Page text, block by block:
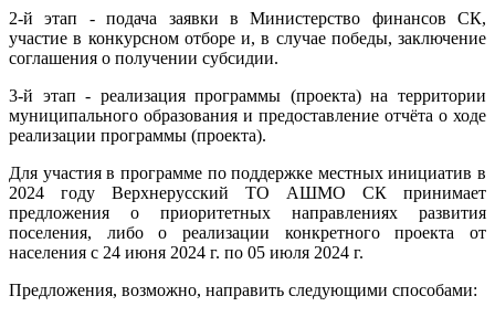
2-й этап - подача заявки в Министерство финансов СК,
участие в конкурсном отборе и, в случае победы, заключение
соглашения о получении субсидии.
3-й этап - реализация программы (проекта) на территории
муниципального образования и предоставление отчёта о ходе
реализации программы (проекта).
Для участия в программе по поддержке местных инициатив в
2024 году Верхнерусский ТО АШМО СК принимает
предложения о приоритетных направлениях развития
поселения, либо о реализации конкретного проекта от
населения с 24 июня 2024 г. по 05 июля 2024 г.
Предложения, возможно, направить следующими способами: